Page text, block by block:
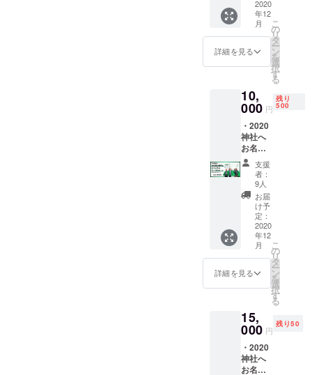
名前を
レー
ザー印
刷した
ものを
掲示し
ます ※
にお名
前を入
力くだ
さい ※
本名、
会社名
もしく
はニッ
クネー
ムでも
可能 ※
文字数
は10文
字まで
になり
ます
2020
年12
月
詳細を見る
こ
の
リ
タ
ー
ン
を
選
択
す
る
10,
000 円
残り
500
・2020
神社へ
お名前
を刻印
・ツル
タはげ
ます会
オリジ
ナル
グッズ
（1セッ
ト）
（吸盤
綱引き
用の吸
盤、缶
ジ、手
拭い）
※名前を
レー
ザー印
刷した
支援
者：
9人
お届
け予
定：
2020
年12
月
詳細を見る
こ
の
リ
タ
ー
ン
を
選
択
す
る
15,
000 円
残り50
・2020
神社へ
お名前